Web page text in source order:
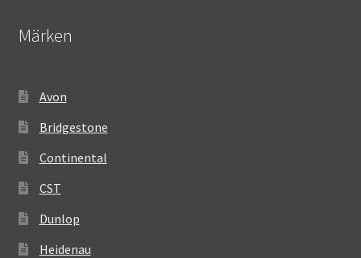
Märken
Avon
Bridgestone
Continental
CST
Dunlop
Heidenau